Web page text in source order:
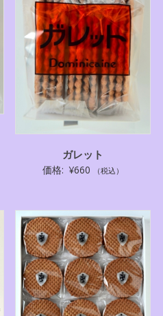
ガレット
価格: ¥660 （税込）